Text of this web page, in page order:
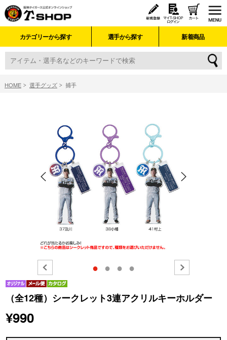
カテゴリーから探す 選手から探す 新着商品
HOME 選手グッズ 捕手
● ● ● ●
（全12種）シークレット3連アクリルキーホルダー
¥990